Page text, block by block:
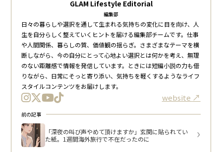
GLAM Lifestyle Editorial
編集部
日々の暮らしや選択を通して生まれる気持ちの変化に目を向け、人
生を自分らしく整えていくヒントを届ける編集部チームです。仕事
や人間関係、暮らしの質、価値観の揺らぎ。さまざまなテーマを横
断しながら、今の自分にとって心地よい選択とは何かを考え、無理
のない距離感で情報を発信しています。ときには短編小説の力も借
りながら、日常にそっと寄り添い、気持ちを軽くするようなライフ
スタイルコンテンツをお届けします。
website
前の記事
「深夜の叫び声やめて頂けますか」玄関に貼られてい
た紙。1週間海外旅行で不在だったのに